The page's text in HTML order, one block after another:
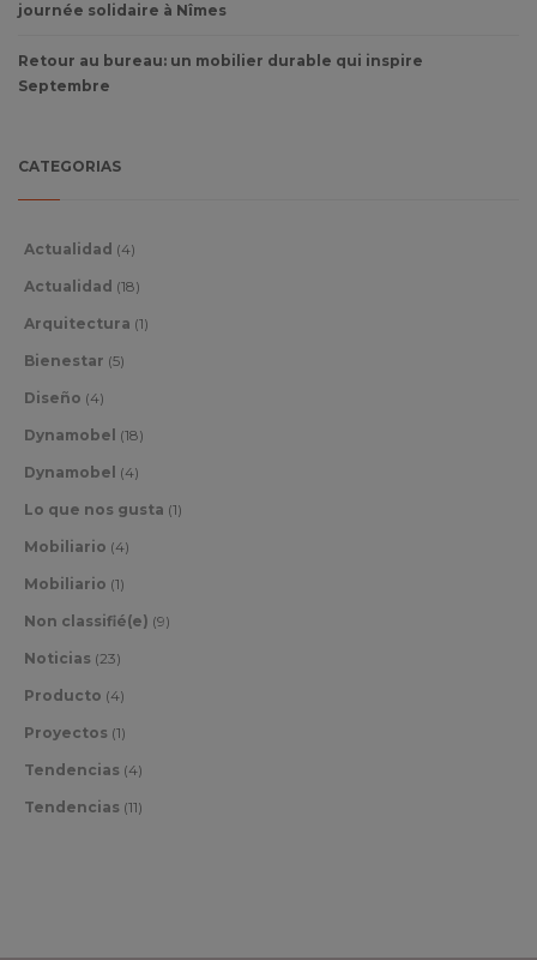
journée solidaire à Nîmes
Retour au bureau: un mobilier durable qui inspire
Septembre
CATEGORIAS
Actualidad (4)
Actualidad (18)
Arquitectura (1)
Bienestar (5)
Diseño (4)
Dynamobel (18)
Dynamobel (4)
Lo que nos gusta (1)
Mobiliario (4)
Mobiliario (1)
Non classifié(e) (9)
Noticias (23)
Producto (4)
Proyectos (1)
Tendencias (4)
Tendencias (11)